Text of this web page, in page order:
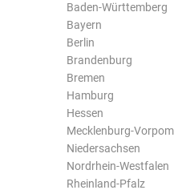
Baden-Württemberg
Bayern
Berlin
Brandenburg
Bremen
Hamburg
Hessen
Mecklenburg-
Niedersachsen
Nordrhein-Westfalen
Rheinland-Pfalz